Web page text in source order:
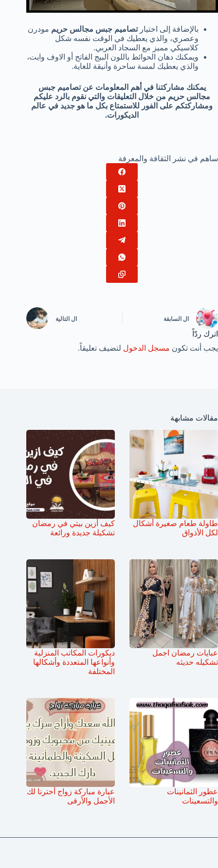
بالإضافة إلى اختيارتصاميم جبس مجالس حريم مودرن
وعصري، والذي يعطيك في الوقت نفسه شكل
كلاسيكي مميز مع السجاد العربي.
ويمكنك دهان الحوائط باللون البيج الفاتح أو الاوف وايت،
والذي يعطيك لمسة ساحرة وأنيقة للغاية.
يمكنك مشاركتنا في أهم المعلومات عن تصاميم جبس
مجالس حريم من خلال التعليقات والتي نقوم بالرد عليكم
ومشاركتكم على الفور للاستمتاع بكل ما هو جديد في عالم
الديكورات.
ساهم في نشر الثقافة والمعرفة
ال السابقة ال التالية
اترك ردّاً
يجب أنت تكون مسجل الدخول لتضيف تعليقاً.
مقالات مشابهة
طاولة طعام صغيرة أشكال
لكل الأذواق
كيف أزين بيتي في رمضان
تشكيلة جديدة ورائعة
عبايات رمضان اجمل
تشكيله حديثه
ديكورات المكاتب المنزلية
وأنواعها المتعددة وأشكالها
المختلفة
عطور الثمانينات
والتسعينات
عبارة مباركة زواج أخترنا لك
الأجمل والأرقى